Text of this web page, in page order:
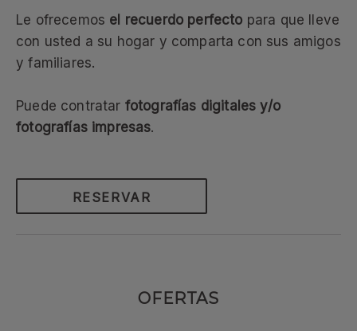
Le ofrecemos el recuerdo perfecto para que lleve
con usted a su hogar y comparta con sus amigos
y familiares.
Puede contratar fotografías digitales y/o
fotografías impresas.
RESERVAR
OFERTAS